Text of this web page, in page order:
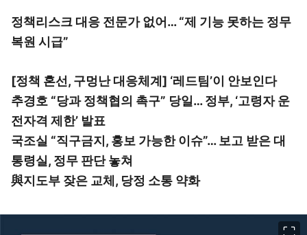
정책리스크 대응 전문가 없어… “제 기능 못하는 정무
복원 시급”
[정책 혼선, 구멍난 대응체계] ‘레드팀’이 안보인다
추경호 “당과 정책협의 촉구” 당일… 정부, ‘고령자 운
전자격 제한’ 발표
국조실 “직구금지, 홍보 가능한 이슈”… 보고 받은 대
통령실, 정무 판단 놓쳐
與지도부 잦은 교체, 당정 소통 약화